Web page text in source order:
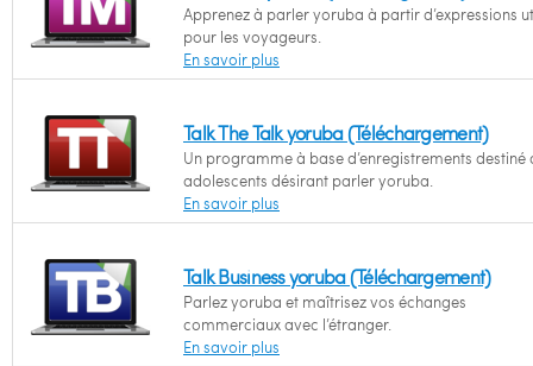
Apprenez à parler yoruba à partir d’expressions
pour les voyageurs.
En savoir plus
Talk The Talk yoruba (Téléchargement)
Un programme à base d’enregistrements destiné
adolescents désirant parler yoruba.
En savoir plus
Talk Business yoruba (Téléchargement)
Parlez yoruba et maîtrisez vos échanges
commerciaux avec l’étranger.
En savoir plus